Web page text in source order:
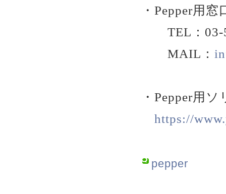
・Pepper用窓
TEL：03-
MAIL：
・Pepper用
https://
pepper